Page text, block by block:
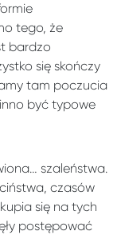
tego, że
bardzo
się skończy
tam poczucia
być typowe
szaleństwa.
czasów
się na tych
postępować